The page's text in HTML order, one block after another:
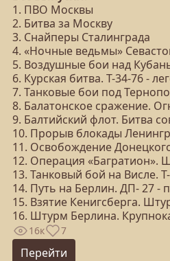
1. ПВО Москвы
2. Битва за Москву
3. Снайперы Сталинграда
4. «Ночные ведьмы»
5. Воздушные бои над
6. Курская битва. Т-34-76 -
7. Танковые бои под
8. Балатонское сражение.
9. Балтийский флот. Битва
10. Прорыв блокады
11. Освобождение
12. Операция «Багратион».
13. Танковый бой на Висле.
14. Путь на Берлин. ДП- 27 -
15. Взятие Кенигсберга.
16. Штурм Берлина.
16к 7
Перейти